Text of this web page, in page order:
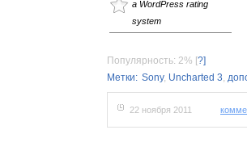
a WordPress rating
system
Популярность: 2% [?]
Метки: Sony, Uncharted 3,
22 ноября 2011